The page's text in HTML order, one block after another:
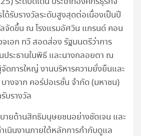
ด้รับรางวัลระดับสูงสุดต่อเนื่องเป็นปี
จัดขึ้น ณ โรงแรมอัศวิน แกรนด์ คอน
เอก ทวี สอดส่อง รัฐมนตรีว่าการ
ประธานในพิธี และนางกลอยตา ณ
ดการใหญ่ งานบริหารความยั่งยืนและ
างจาก คอร์ปอเรชั่น จำกัด (มหาชน)
บรางวัล
ายด้านสิทธิมนุษยชนอย่างชัดเจน และ
เนินงานภายใต้หลักการกำกับดูแล